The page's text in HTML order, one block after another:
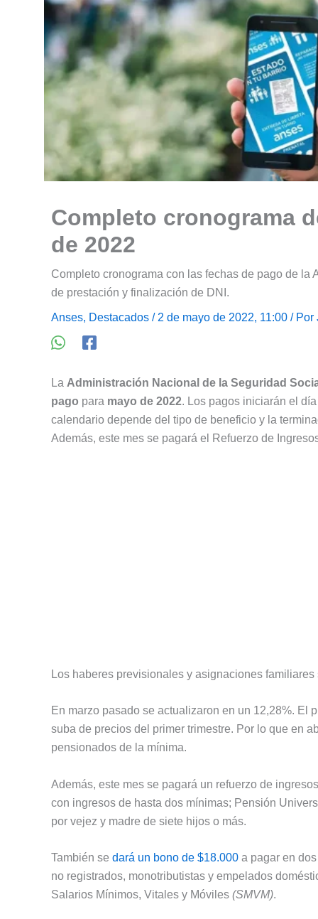
Completo cronograma
de 2022
Completo cronograma con las fechas de pago de
de prestación y finalización de DNI.
Anses, Destacados / 2 de mayo de 2022, 11:00 / Por
La Administración Nacional de la Seguridad
pago para mayo de 2022. Los pagos iniciarán el
calendario depende del tipo de beneficio y la
Además, este mes se pagará el Refuerzo de
Los haberes previsionales y asignaciones
En marzo pasado se actualizaron en un 12,28%. El
suba de precios del primer trimestre. Por lo que en
pensionados de la mínima.
Además, este mes se pagará un refuerzo de
con ingresos de hasta dos mínimas; Pensión
por vejez y madre de siete hijos o más.
También se dará un bono de $18.000 a pagar en
no registrados, monotributistas y empelados
Salarios Mínimos, Vitales y Móviles (SMVM).